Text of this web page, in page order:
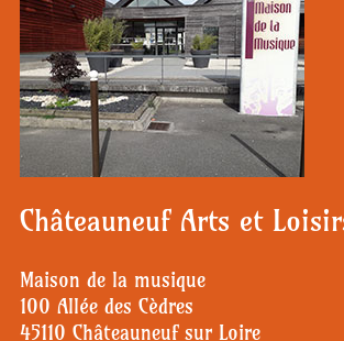
Châteauneuf Arts et
Maison de la musique
100 Allée des Cèdres
45110 Châteauneuf sur Loire